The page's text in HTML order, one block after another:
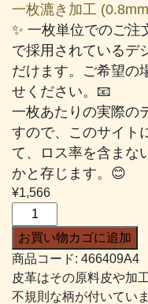
一枚漉き加工
✨ 一枚単位でのご注
で採用されているデ
だけます。ご希望の
せください。📧
一枚あたりの実際の
すので、このサイト
て、ロス率を含まな
かと存じます。😊
¥1,566
ッ
タ
#409
薄
お買い物カゴに追加
商品コード: 466409A4
皮革はその原料皮や加
不規則な柄が付いてい